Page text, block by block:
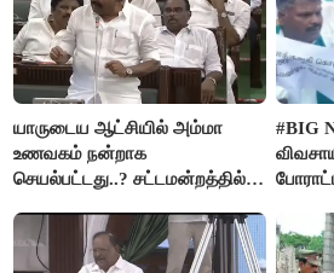
யாருடைய ஆட்சியில் அம்மா
உணவகம் நன்றாக
செயல்பட்டது..? சட்டமன்றத்தில்
#BIG